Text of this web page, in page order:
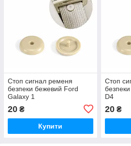
Стоп сигнал ременя
безпеки бежевий Ford
Galaxy 1
20 ₴
Купити
Стоп
D4
20₴